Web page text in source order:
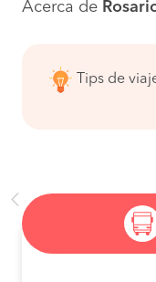
Acerca de
Tips de